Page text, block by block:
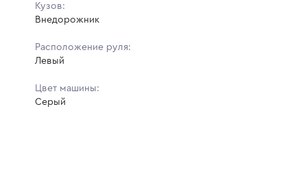
Кузов:
Внедорожник
Расположение руля:
Левый
Цвет машины:
Серый